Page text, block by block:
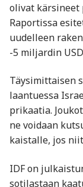
olivat kärsineet
Raportissa
uudelleen
-5 miljardin
Täysimittaisen
laantuessa
prikaatia.
ne voidaan
kaistalle, jos
IDF on
sotilastaan